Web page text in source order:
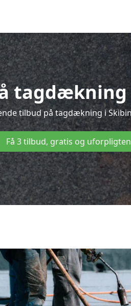
tagdækning
tilbud på tagdækning i
Få 3 tilbud, gratis og